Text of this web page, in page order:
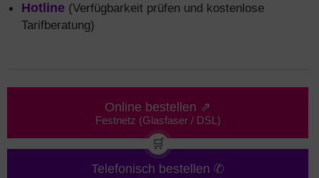
Hotline (Verfügbarkeit prüfen und kostenlose
Tarifberatung)
Online bestellen ⇗
Festnetz (Glasfaser / DSL)
🛒
Telefonisch bestellen ✆